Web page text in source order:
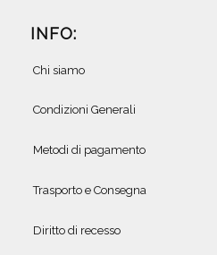
INFO:
Chi siamo
Condizioni Generali
Metodi di pagamento
Trasporto e Consegna
Diritto di recesso